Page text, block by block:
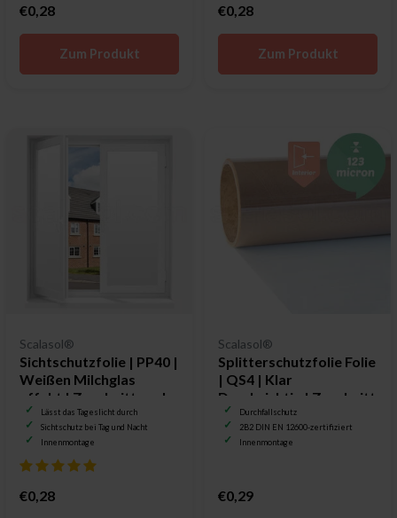
€0,28
Zum Produkt
€0,28
Zum Produkt
Scalasol®
Sichtschutzfolie | PP40 |
Weißen Milchglas
effekt | Zuschnitt nach
MaßLässt das Tageslicht durch
Sichtschutz bei Tag und Nacht
Innenmontage
€0,28
Scalasol®
Splitterschutzfolie Folie
| QS4 | Klar
Durchsichtig | Zuschnitt
nach Maß
Durchfallschutz
2B2 DIN EN 12600-zertifiziert
Innenmontage
€0,29